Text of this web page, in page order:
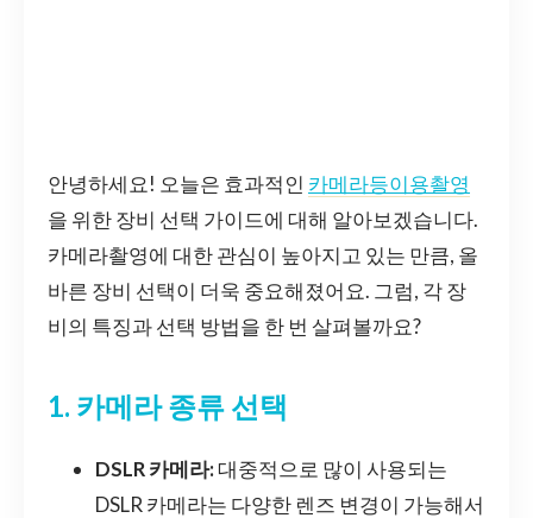
안녕하세요! 오늘은 효과적인 카메라등이용촬영
을 위한 장비 선택 가이드에 대해 알아보겠습니다.
카메라촬영에 대한 관심이 높아지고 있는 만큼, 올
바른 장비 선택이 더욱 중요해졌어요. 그럼, 각 장
비의 특징과 선택 방법을 한 번 살펴볼까요?
1. 카메라 종류 선택
DSLR 카메라:대중적으로 많이 사용되는
DSLR 카메라는 다양한 렌즈 변경이 가능해서